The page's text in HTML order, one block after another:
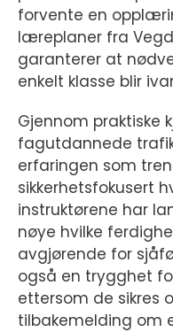
forvente en
læreplaner fra
garanterer at
enkelt klasse blir
Gjennom praktiske
fagutdannede
erfaringen som
sikkerhetsfokusert
instruktørene har
nøye hvilke
avgjørende for
også en trygghet
ettersom de sikres
tilbakemelding om